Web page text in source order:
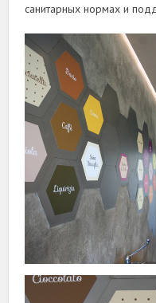
санитарных нормах и